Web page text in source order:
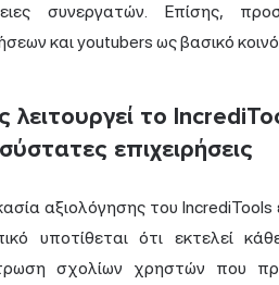
συνεργατών. Επίσης,
και youtubers ως βασικό
λειτουργεί το
επιχειρήσεις
αξιολόγησης του
υποτίθεται ότι εκτελεί
σχολίων χρηστών που